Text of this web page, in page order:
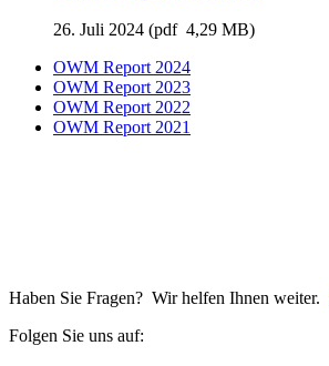
26. Juli 2024 (pdf 4,29 MB)
OWM Report 2024
OWM Report 2023
OWM Report 2022
OWM Report 2021
Haben Sie Fragen? Wir helfen Ihnen weiter.
Folgen Sie uns auf: